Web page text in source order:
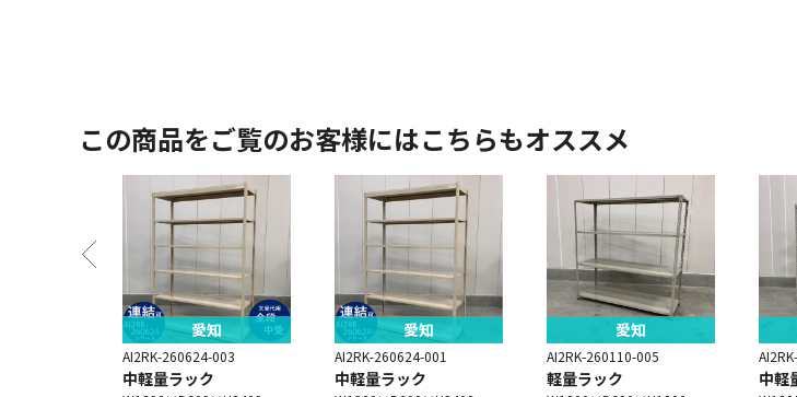
この商品をご覧のお客様にはこちらもオススメ
愛知
AI2RK-260624-003
中軽量ラック
愛知
AI2RK-260624-001
中軽量ラック
愛知
AI2RK-260110-005
軽量ラック 中軽